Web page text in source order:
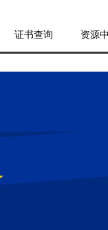
证书查询 资源